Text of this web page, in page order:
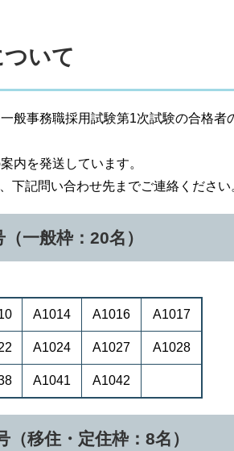
いて
般事務職採用試験第1次試験の合格者
内を発送しています。
下記問い合わせ先までご連絡ください
一般枠：20名）
A1014 A1016 A1017
A1024 A1027 A1028
A1041 A1042
（移住・定住枠：8名）